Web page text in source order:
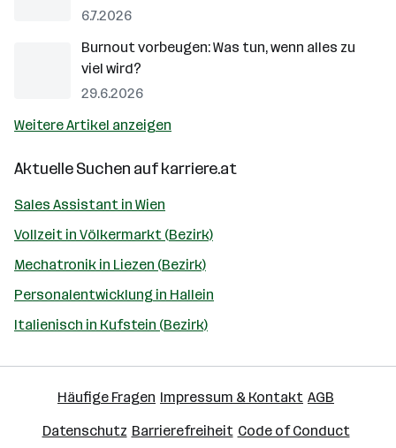
6.7.2026
Burnout vorbeugen: Was tun, wenn alles zu
viel wird?
29.6.2026
Weitere Artikel anzeigen
Aktuelle Suchen aufkarriere.at
Sales Assistant in Wien
Vollzeit in Völkermarkt (Bezirk)
Mechatronik in Liezen (Bezirk)
Personalentwicklung in Hallein
Italienisch in Kufstein (Bezirk)
Häufige Fragen Impressum & Kontakt AGB
Datenschutz Barrierefreiheit Code of Conduct